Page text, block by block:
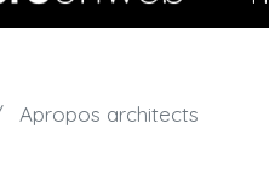
Apropos architects